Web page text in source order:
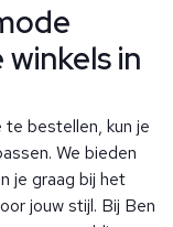
in
te bestellen, kun je
We bieden
je graag bij het
jouw stijl. Bij Ben